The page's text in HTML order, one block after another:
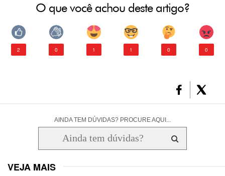
O que você achou deste artigo?
2 0 1 1 0 0
AINDA TEM DÚVIDAS? PROCURE AQUI...
VEJA MAIS